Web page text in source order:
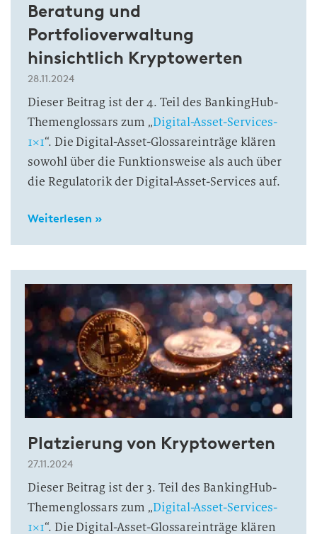
Beratung und
Portfolioverwaltung
hinsichtlich Kryptowerten
28.11.2024
Dieser Beitrag ist der 4. Teil des BankingHub-
Themenglossars zum „Digital-Asset-Services-
1×1“. Die Digital-Asset-Glossareinträge klären
sowohl über die Funktionsweise als auch über
die Regulatorik der Digital-Asset-Services auf.
Weiterlesen »
Platzierung von Kryptowerten
27.11.2024
Dieser Beitrag ist der 3. Teil des BankingHub-
Themenglossars zum „Digital-Asset-Services-
1×1“. Die Digital-Asset-Glossareinträge klären